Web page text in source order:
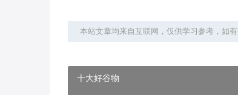
本站文章均来自互联网，仅供学习参考，如
十大好谷物